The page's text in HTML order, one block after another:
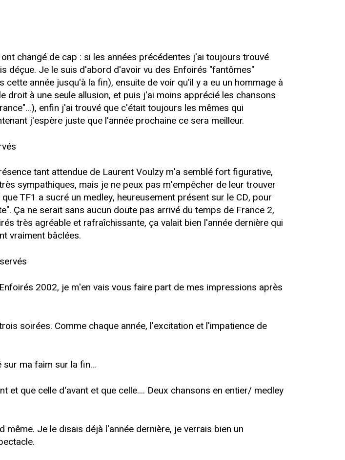
changé de cap : si les années précédentes j'ai toujours trouvé
déçue. Je le suis d'abord d'avoir vu des Enfoirés "fantômes"
année jusqu'à la fin), ensuite de voir qu'il y a eu un hommage à
droit à une seule allusion, et puis j'ai moins apprécié les chansons
enfin j'ai trouvé que c'était toujours les mêmes qui
j'espère juste que l'année prochaine ce sera meilleur.
tant attendue de Laurent Voulzy m'a semblé fort figurative,
sympathiques, mais je ne peux pas m'empêcher de leur trouver
TF1 a sucré un medley, heureusement présent sur le CD, pour
Ça ne serait sans aucun doute pas arrivé du temps de France 2,
très agréable et rafraîchissante, ça valait bien l'année dernière qui
vraiment bâclées.
2002, je m'en vais vous faire part de mes impressions après
soirées. Comme chaque année, l'excitation et l'impatience de
ma faim sur la fin...
et que celle d'avant et que celle.... Deux chansons en entier/ medley
Je le disais déjà l'année dernière, je verrais bien un